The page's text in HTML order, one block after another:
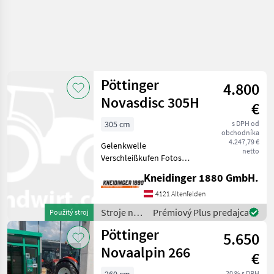
Použitý stroj
Pöttinger
Novasdisc 305H
4.800
€
s DPH od
obchodníka
4.247,79 €
netto
305 cm
Gelenkwelle
Verschleißkufen Fotos
Kotúče, Mačeta, : Mačeta
Stroje na zber objemových
krmív Kosa
Kneidinger 1880 GmbH.
4121 Altenfelden
Stroje na
zber
objemových
krmív /
Pöttinger
Prémiový Plus predajca
Pöttinger
Novaalpin 266
5.650
€